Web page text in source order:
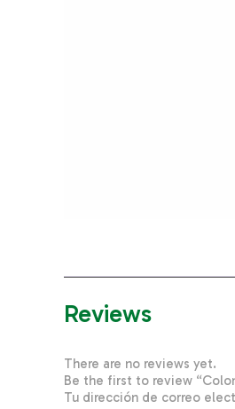
Reviews
There are no reviews yet.
Be the first to review
Tu dirección de correo